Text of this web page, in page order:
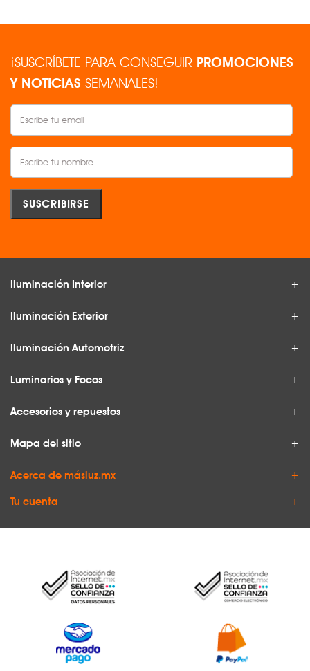
¡SUSCRÍBETE PARA CONSEGUIR PROMOCIONES
Y NOTICIAS SEMANALES!
Iluminación Interior
Iluminación Exterior
Iluminación Automotriz
Luminarios y Focos
Accesorios y repuestos
Mapa del sitio
Acerca de másluz.mx
Tu cuenta